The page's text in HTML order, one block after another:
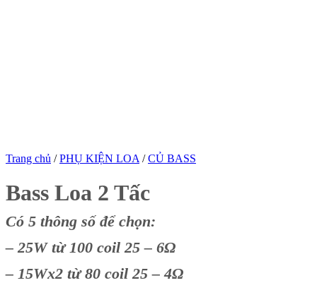
Trang chủ / PHỤ KIỆN LOA / CỦ BASS
Bass Loa 2 Tấc
Có 5 thông số để chọn:
– 25W từ 100 coil 25 – 6Ω
– 15Wx2 từ 80 coil 25 – 4Ω